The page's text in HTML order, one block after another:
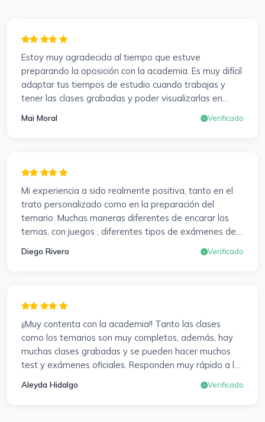
Estoy muy agradecida al tiempo que estuve
preparando la oposición con la academia. Es muy difícil
adaptar tus tiempos de estudio cuando trabajas y
tener las clases grabadas y poder visualizarlas en
cualquier momento y las veces que sea necesario, se
agradece mucho. Sabemos que el trabajo de estudio
profesores accesibles, atentos y dispuestos para
resolver dudas, se agradece. Incluso se ofrecieron a
ayudarme a buscar impugnaciones de preguntas del
examen para subir nota. Gracias Vanesa y Pablo.
Mai Moral Verificado
Mi experiencia a sido realmente positiva, tanto en el
trato personalizado como en la preparación del
temario. Muchas maneras diferentes de encarar los
temas, con juegos , diferentes tipos de exámenes de
preparación y un temario muy al día. Una experiencia
muy positiva en todos los sentidos.
Diego Rivero Verificado
¡¡Muy contenta con la academia!! Tanto las clases
como los temarios son muy completos, además, hay
muchas clases grabadas y se pueden hacer muchos
test y exámenes oficiales. Responden muy rápido a los
correros y cada pocos días hay seminarios. Lo vuelvo a
decir, ¡¡Muy Contenta!!
Aleyda Hidalgo Verificado